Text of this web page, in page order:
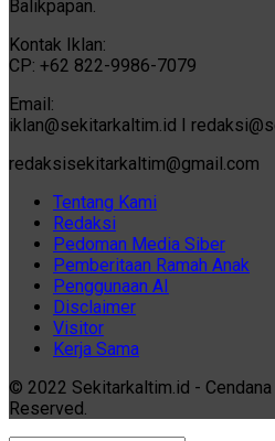
Balikpapan.
Kontak Iklan:
CP: +62 822-9986-7079
Email:
iklan@sekitarkaltim.id I
redaksisekitarkaltim@gmail.com
Tentang Kami
Redaksi
Pedoman Media Siber
Pemberitaan Ramah Anak
Penggunaan AI
Disclaimer
Visitor
Kerja Sama
© 2022 Sekitarkaltim.id -
Reserved.